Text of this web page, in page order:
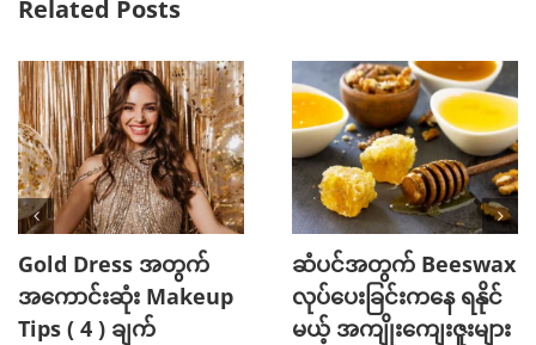
Related Posts
Gold Dress အတွက်
အကောင်းဆုံး Makeup
Tips ( 4 ) ချက်
ဆံပင်အတွက် Beeswax
လုပ်ပေးခြင်းကနေ ရနိုင်
မယ့် အကျိုးကျေးဇူးများ